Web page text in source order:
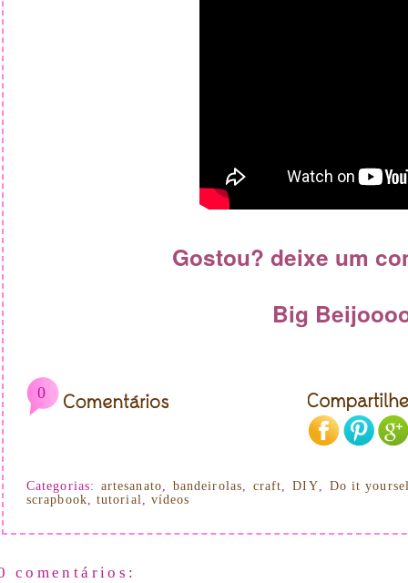
Gostou? deixe um
Big
0
Categorias: artesanato, bandeirolas, craft,DIY, Do it
scrapbook,tutorial, vídeos
comentários: